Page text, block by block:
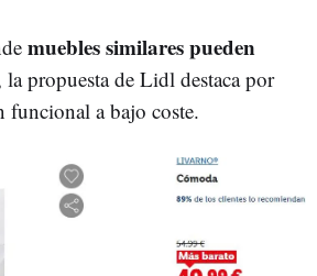
muebles similares pueden
la propuesta de Lidl destaca por
funcional a bajo coste.